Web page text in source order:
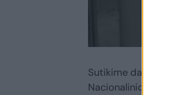
Sutikime dalyvavo
Nacionalinio vėžio